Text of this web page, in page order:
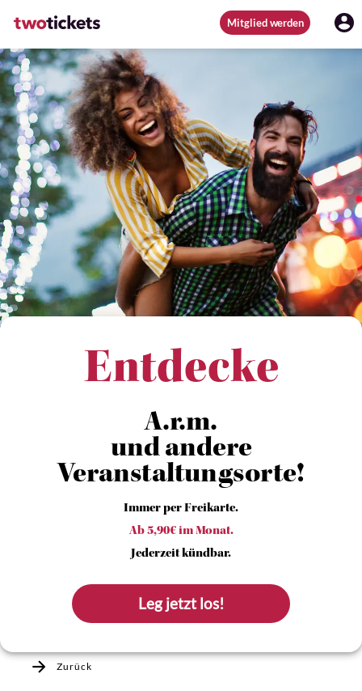
Mitglied werden
Entdecke
A.r.m.
und andere
Veranstaltungsorte!
Immer per Freikarte.
Ab 5,90€ im Monat.
Jederzeit kündbar.
Leg jetzt los!
Zurück